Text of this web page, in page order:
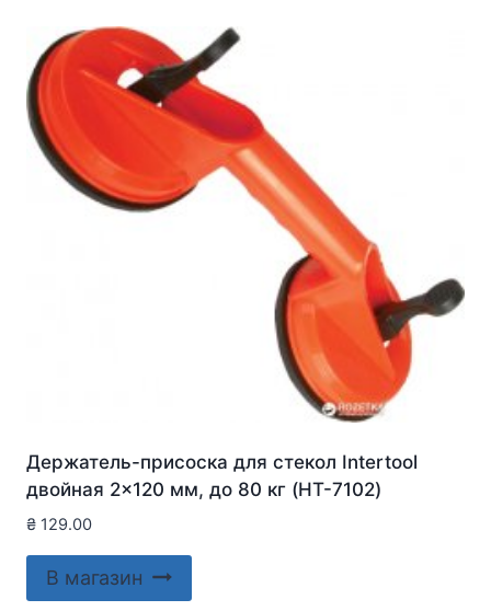
Держатель-присоска для стекол Intertool
двойная 2×120 мм, до 80 кг (HT-7102)
₴ 129.00
В магазин